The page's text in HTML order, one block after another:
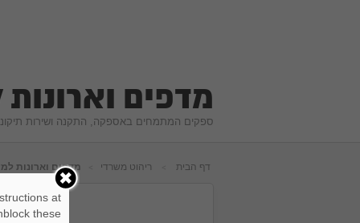
מדפים
ספקים המתמחים באספקה, התקנה ושירות
דף הבית ריהוט משרדי מדפים וארונות
at
these.